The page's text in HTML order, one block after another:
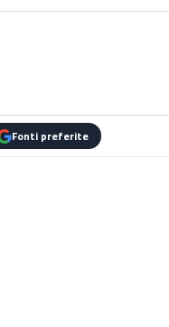
Fonti preferite